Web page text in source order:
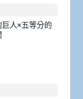
人×五等分的